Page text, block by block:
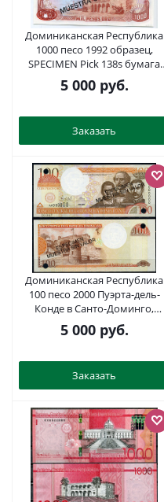
Доминиканская Республика
1000 песо 1992 образец,
SPECIMEN Pick 138s бумага
UNC (пресс) 451-232-1
5 000руб.
Заказать
Доминиканская Республика
100 песо 2000 Пуэрта-дель-
Конде в Санто-Доминго,
Пабло Дуарте, Франциско
Санчес, Матас Рамон.
надпечаткой слова
"Especimen" и
перфорационными
отверстиями Pick 167 a s
бумага UNC (пресс) 451-678-1
5 000руб.
Заказать